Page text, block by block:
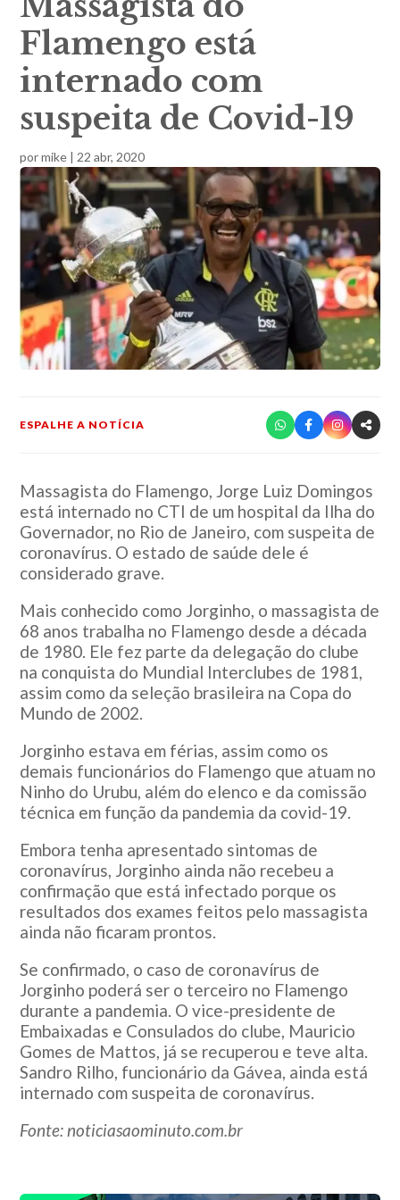
Flamengo está
internado com
suspeita de Covid-19
pormike | 22 abr, 2020
ESPALHE A NOTÍCIA
Massagista do Flamengo, Jorge Luiz Domingos
está internado no CTI de um hospital da Ilha do
Governador, no Rio de Janeiro, com suspeita de
coronavírus. O estado de saúde dele é
considerado grave.
Mais conhecido como Jorginho, o massagista de
68 anos trabalha no Flamengo desde a década
de 1980. Ele fez parte da delegação do clube
na conquista do Mundial Interclubes de 1981,
assim como da seleção brasileira na Copa do
Mundo de 2002.
Jorginho estava em férias, assim como os
demais funcionários do Flamengo que atuam no
Ninho do Urubu, além do elenco e da comissão
técnica em função da pandemia da covid-19.
Embora tenha apresentado sintomas de
coronavírus, Jorginho ainda não recebeu a
confirmação que está infectado porque os
resultados dos exames feitos pelo massagista
ainda não ficaram prontos.
Se confirmado, o caso de coronavírus de
Jorginho poderá ser o terceiro no Flamengo
durante a pandemia. O vice-presidente de
Embaixadas e Consulados do clube, Mauricio
Gomes de Mattos, já se recuperou e teve alta.
Sandro Rilho, funcionário da Gávea, ainda está
internado com suspeita de coronavírus.
Fonte: noticiasaominuto.com.br